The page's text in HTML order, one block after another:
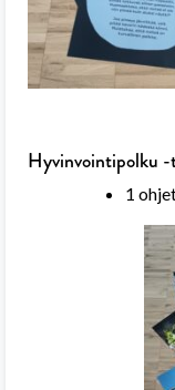
Hyvinvointipolku -
1